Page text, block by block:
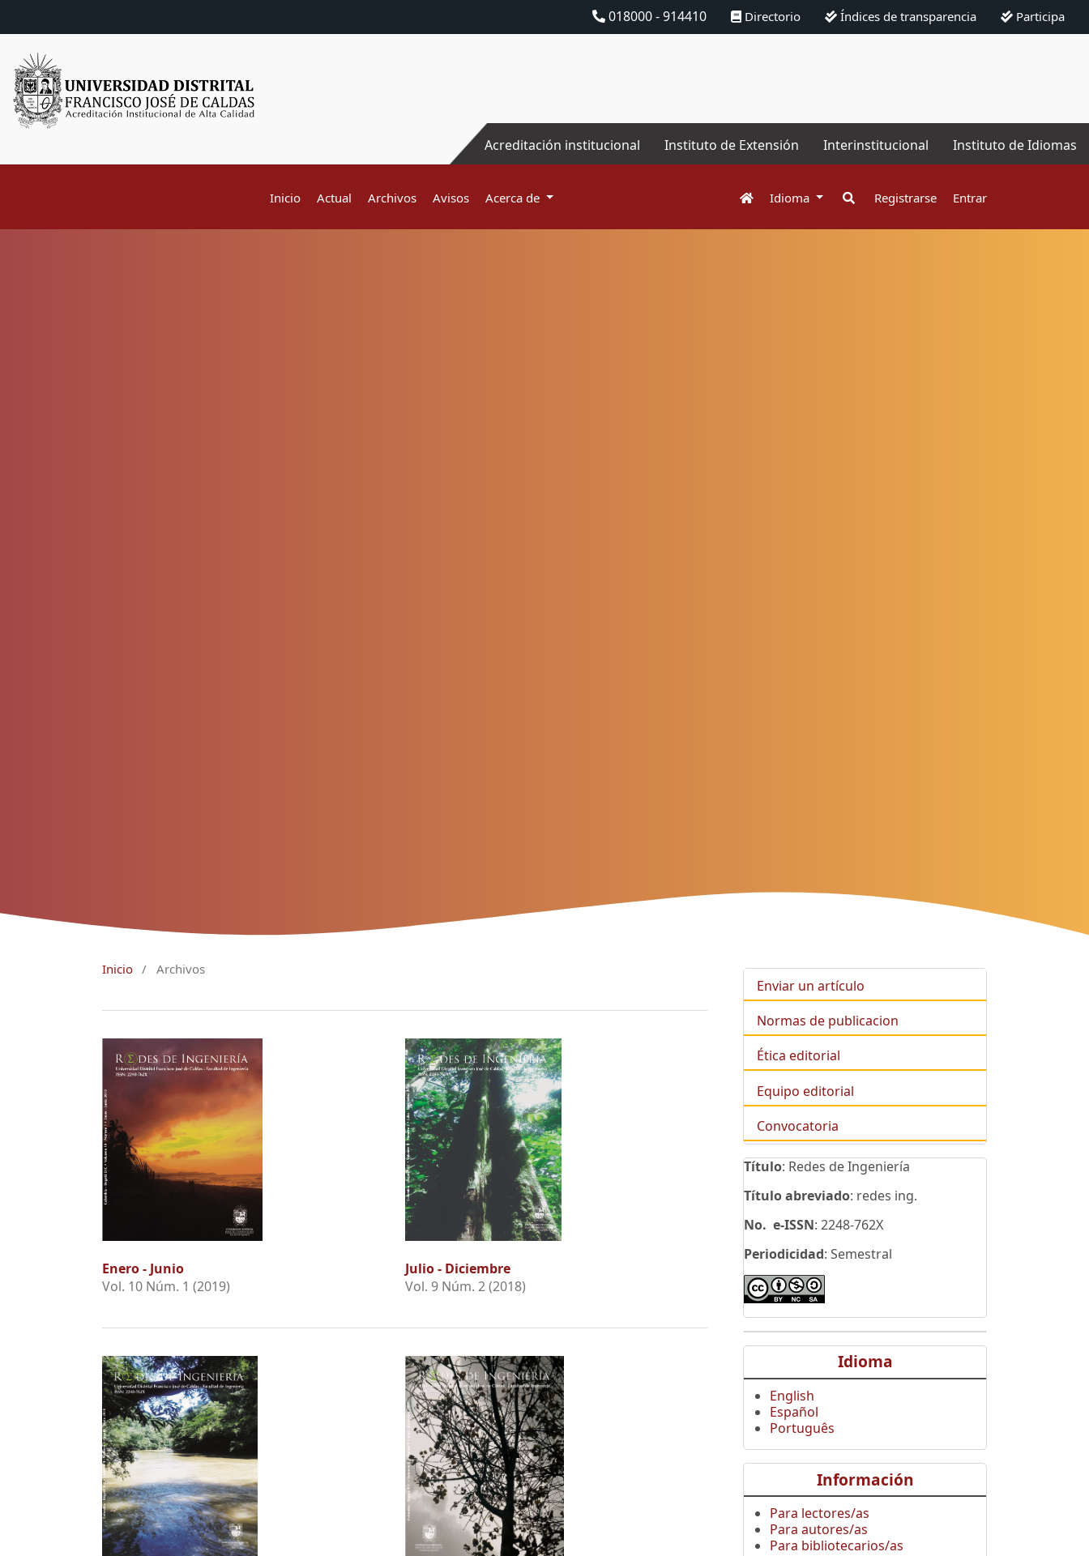
018000 - 914410 Directorio Índices de transparencia Participa
Acreditación institucional Instituto de Extensión Interinstitucional Instituto de Idiomas
Inicio Actual Archivos Avisos Acerca de Idioma Registrarse Entrar
Inicio / Archivos
Enero - Junio
Vol. 10 Núm. 1 (2019)
Julio - Diciembre
Vol. 9 Núm. 2 (2018)
Enviar un artículo
Normas de publicacion
Ética editorial
Equipo editorial
Convocatoria
Título: Redes de Ingeniería
Título abreviado: redes ing.
No. e-ISSN: 2248-762X
Periodicidad: Semestral
Idioma
English
Español
Português
Información
Para lectores/as
Para autores/as
Para bibliotecarios/as